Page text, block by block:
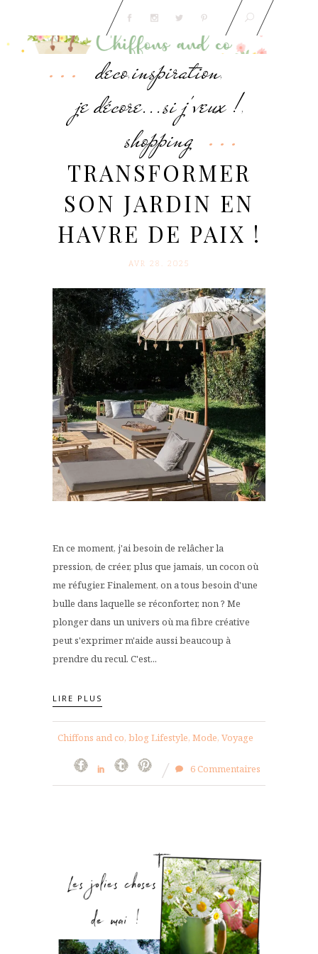
deco, inspiration,
je décore...si j'veux !,
shopping
TRANSFORMER
SON JARDIN EN
HAVRE DE PAIX !
AVR 28. 2025
En ce moment, j'ai besoin de relâcher la
pression, de créer, plus que jamais, un cocon où
me réfugier. Finalement, on a tous besoin d'une
bulle dans laquelle se réconforter, non ? Me
plonger dans un univers où ma fibre créative
peut s'exprimer m'aide aussi beaucoup à
prendre du recul. C'est...
LIRE PLUS
Chiffons and co, blog Lifestyle, Mode, Voyage
6 Commentaires